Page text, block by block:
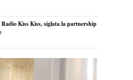
Radio Kiss Kiss, siglata la partnership